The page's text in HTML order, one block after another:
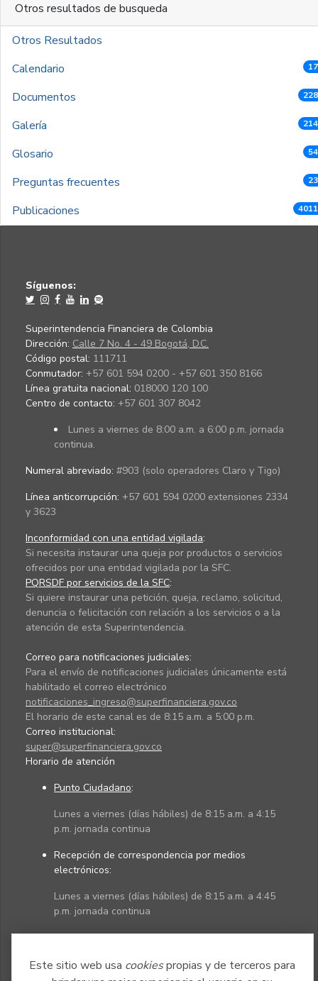
Este sitio web usa cookiespropias y de terceros para
Otros resultados de busqueda
Otros Resultados
Calendario
Documentos
Galería
Glosario
Preguntas frecuentes
Publicaciones
Síguenos:
Superintendencia Financiera de Colombia
Dirección: Calle 7 No. 4 - 49 Bogotá, D.C.
Código postal: 111711
Conmutador: +57 601 594 0200 - +57 601 350 8166
Línea gratuita nacional: 018000 120 100
Centro de contacto: +57 601 307 8042
Lunes a viernes de 8:00 a.m. a 6:00 p.m. jornada
continua.
Numeral abreviado: #903 (solo operadores Claro y Tigo)
Línea anticorrupción: +57 601 594 0200 extensiones 2334
y 3623
Inconformidad con una entidad vigilada:
Si necesita instaurar una queja por productos o servicios
ofrecidos por una entidad vigilada por la SFC.
PQRSDF por servicios de la SFC:
Si quiere instaurar una petición, queja, reclamo, solicitud,
denuncia o felicitación con relación a los servicios o a la
atención de esta Superintendencia.
Correo para notificaciones judiciales:
Para el envío de notificaciones judiciales únicamente está
habilitado el correo electrónico
notificaciones_ingreso@superfinanciera.gov.co
El horario de este canal es de 8:15 a.m. a 5:00 p.m.
Correo institucional:
super@superfinanciera.gov.co
Horario de atención
Punto Ciudadano:
Lunes a viernes (días hábiles) de 8:15 a.m. a 4:15
p.m. jornada continua
Recepción de correspondencia por medios
electrónicos:
Lunes a viernes (días hábiles) de 8:15 a.m. a 4:45
p.m. jornada continua